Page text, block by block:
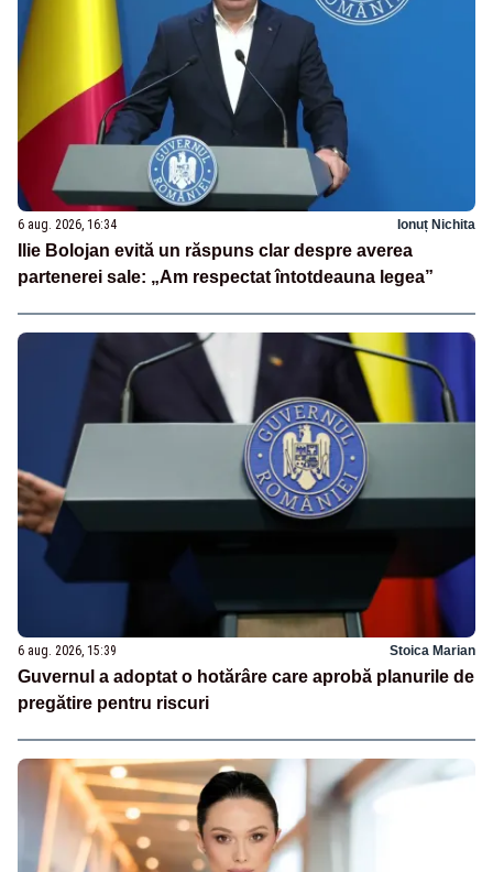
6 aug. 2026, 16:34 Ionuț Nichita
Ilie Bolojan evită un răspuns clar despre averea
partenerei sale: „Am respectat întotdeauna legea”
6 aug. 2026, 15:39 Stoica Marian
Guvernul a adoptat o hotărâre care aprobă planurile de
pregătire pentru riscuri